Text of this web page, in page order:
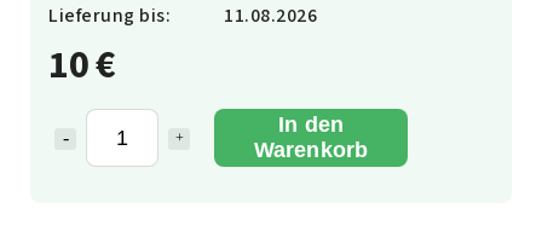
10 €
In den
Warenkorb
Lieferung bis: 11.08.2026